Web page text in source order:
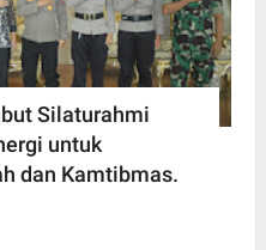
Silaturahmi
untuk
dan Kamtibmas.